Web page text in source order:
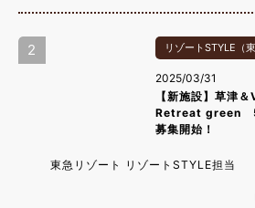
2 リゾートSTYLE（
2025/03/31
【新施設】草津
Retreat green
募集開始！
東急リゾート リゾートSTYLE担当